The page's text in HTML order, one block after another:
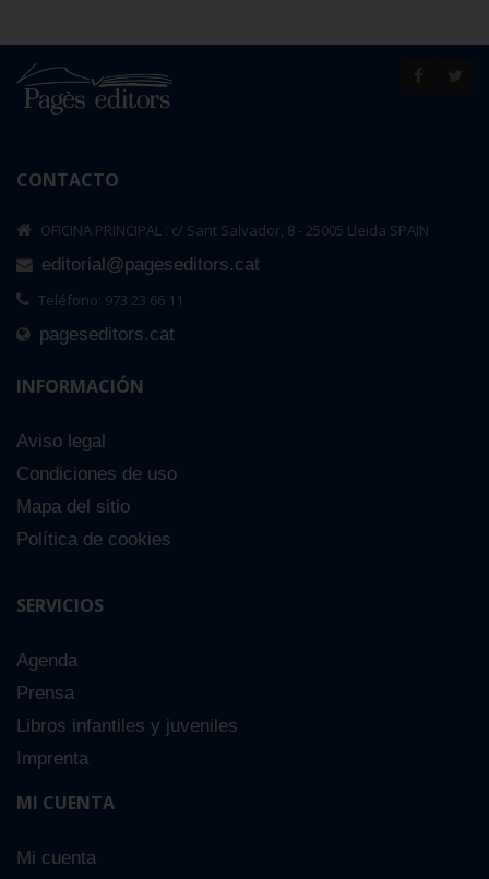
CONTACTO
OFICINA PRINCIPAL : c/ Sant Salvador, 8 - 25005 Lleida SPAIN
editorial@pageseditors.cat
Teléfono: 973 23 66 11
pageseditors.cat
INFORMACIÓN
Aviso legal
Condiciones de uso
Mapa del sitio
Política de cookies
SERVICIOS
Agenda
Prensa
Libros infantiles y juveniles
Imprenta
MI CUENTA
Mi cuenta